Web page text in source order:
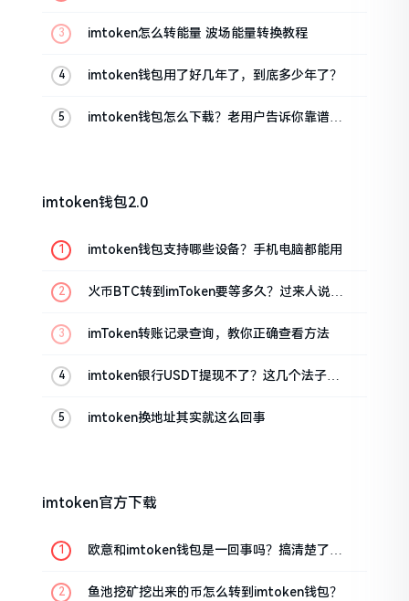
imtoken怎么转能量 波场能量转换教程
imtoken钱包用了好几年了，到底多少年了？
imtoken钱包怎么下载？老用户告诉你靠谱渠
imtoken钱包2.0
imtoken钱包支持哪些设备？手机电脑都能用
火币BTC转到imToken要等多久？过来人说说
imToken转账记录查询，教你正确查看方法
imtoken银行USDT提现不了？这几个法子能
imtoken换地址其实就这么回事
imtoken官方下载
欧意和imtoken钱包是一回事吗？搞清楚了再
鱼池挖矿挖出来的币怎么转到imtoken钱包？